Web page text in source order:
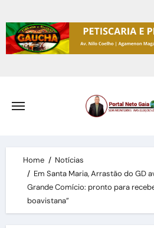
to
content
Home
Notícias
Em Santa Maria, Arrastão do GD
Grande Comício: pronto para
boavistana”